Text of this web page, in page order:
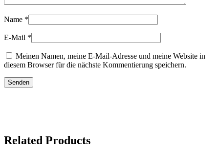
Name *
E-Mail *
Meinen Namen, meine E-Mail-Adresse und meine Website in
diesem Browser für die nächste Kommentierung speichern.
Related Products